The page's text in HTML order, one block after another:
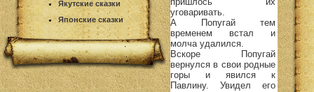
Якутские сказки
Японские сказки
уговаривать.
А Попугай тем
временем встал и
молча удалился.
Вскоре Попугай
вернулся в свои родные
горы и явился к
Павлину. Увидел его